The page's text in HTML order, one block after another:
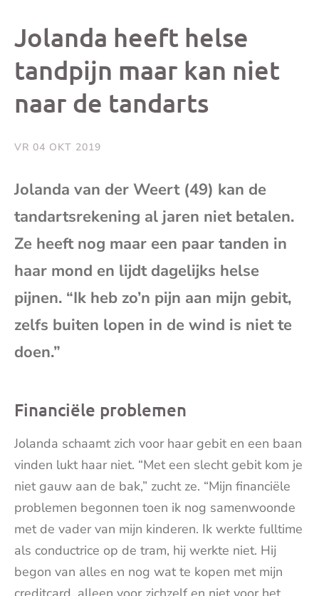
op
bericht bericht
Jolanda heeft helse
tandpijn maar kan niet
naar de tandarts
VR 04 OKT 2019
Jolanda van der Weert (49) kan de
tandartsrekening al jaren niet betalen.
Ze heeft nog maar een paar tanden in
haar mond en lijdt dagelijks helse
pijnen. “Ik heb zo’n pijn aan mijn gebit,
zelfs buiten lopen in de wind is niet te
doen.”
Financiële problemen
Jolanda schaamt zich voor haar gebit en een baan
vinden lukt haar niet. “Met een slecht gebit kom je
niet gauw aan de bak,” zucht ze. “Mijn financiële
problemen begonnen toen ik nog samenwoonde
met de vader van mijn kinderen. Ik werkte fulltime
als conductrice op de tram, hij werkte niet. Hij
begon van alles en nog wat te kopen met mijn